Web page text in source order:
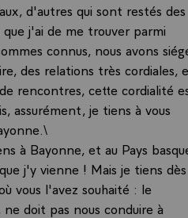
d'autres qui sont restés des
j'ai de me trouver parmi
connus, nous avons
des relations très cordiales,
rencontres, cette cordialité
assurément, je tiens à vous
à Bayonne, et au Pays
j'y vienne ! Mais je tiens dès
vous l'avez souhaité : le
doit pas nous conduire à